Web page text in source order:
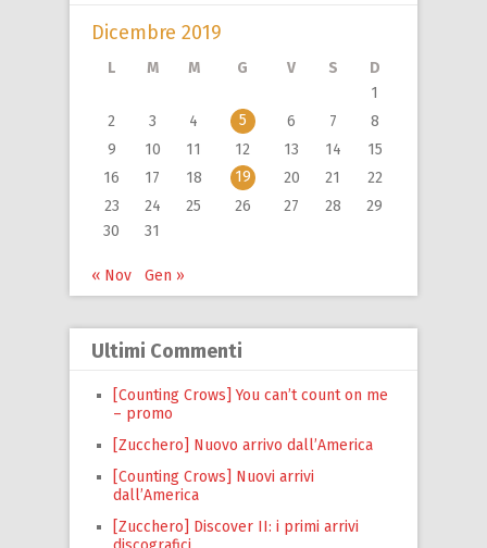
Dicembre 2019
L M M G V S
D
1
2
3 4 5 6 7
8
9
10 11 12 13 14
15
16
17 18 19 20 21
22
23
24 25 26 27 28
29
30
31
« Nov Gen »
Ultimi Commenti
[Counting Crows] You can’t count on me
– promo
[Zucchero] Nuovo arrivo dall’America
[Counting Crows] Nuovi arrivi
dall’America
[Zucchero] Discover II: i primi arrivi